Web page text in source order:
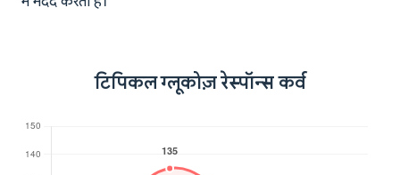
टिपिकल ग्लूकोज़ रेस्पॉन्स कर्व